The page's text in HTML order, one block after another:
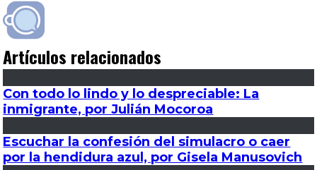
Artículos relacionados
Con todo lo lindo y lo despreciable: La
inmigrante, por Julián Mocoroa
Escuchar la confesión del simulacro o caer
por la hendidura azul, por Gisela Manusovich